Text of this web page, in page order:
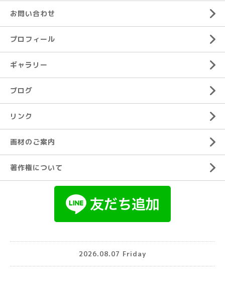
お問い合わせ
プロフィール
ギャラリー
ブログ
リンク
画材のご案内
著作権について
2026.08.07 Friday